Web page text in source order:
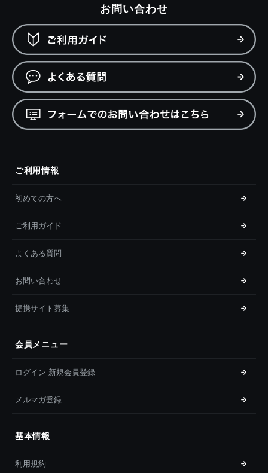
お問い合わせ
ご利用情報
初めての方へ
ご利用ガイド
よくある質問
お問い合わせ
提携サイト募集
会員メニュー
ログイン 新規会員登録
メルマガ登録
基本情報
利用規約